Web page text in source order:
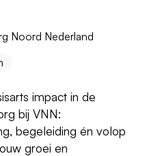
Noord Nederland
impact in de
bij VNN:
begeleiding én volop
groei en